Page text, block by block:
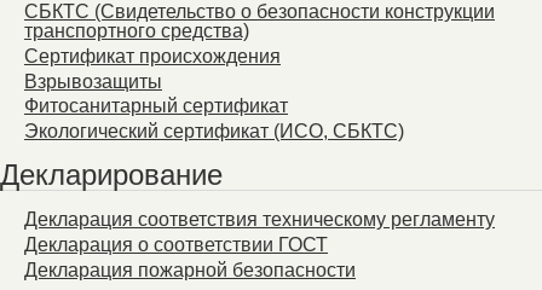
СБКТС (Свидетельство о безопасности конструкции
транспортного средства)
Сертификат происхождения
Взрывозащиты
Фитосанитарный сертификат
Экологический сертификат (ИСО, СБКТС)
Декларирование
Декларация соответствия техническому регламенту
Декларация о соответствии ГОСТ
Декларация пожарной безопасности